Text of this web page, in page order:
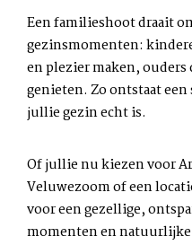
Een familieshoot draait
gezinsmomenten:
en plezier maken,
genieten. Zo ontstaat een
jullie gezin echt is.
Of jullie nu kiezen voor
Veluwezoom of een
voor een gezellige,
momenten en